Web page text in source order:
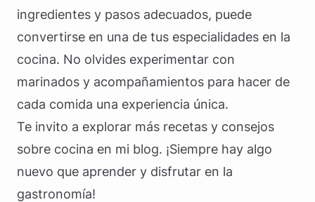
ingredientes y pasos adecuados, puede
convertirse en una de tus especialidades en la
cocina. No olvides experimentar con
marinados y acompañamientos para hacer de
cada comida una experiencia única.
Te invito a explorar más recetas y consejos
sobre cocina en mi blog. ¡Siempre hay algo
nuevo que aprender y disfrutar en la
gastronomía!